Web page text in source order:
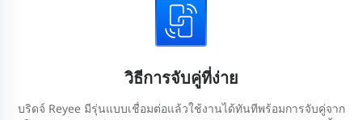
วิธีการจับคู่ที่ง่าย
บริดจ์ Reyee มีรุ่นแบบเชื่อมต่อแล้วใช้งานได้ทันทีพร้อมการจับคู่จาก